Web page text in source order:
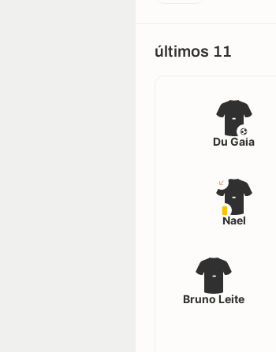
últimos 11
-
Bruno Leite
-
Nael
-
Du Gaia